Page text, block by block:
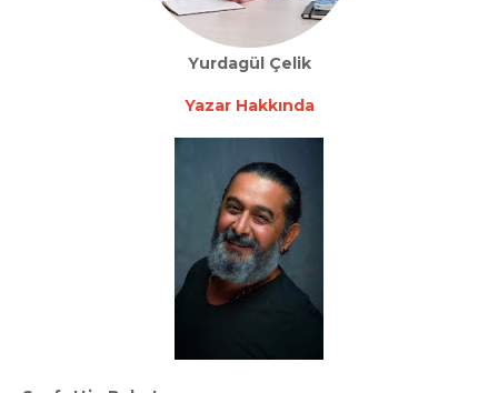
Yurdagül Çelik
Yazar Hakkında